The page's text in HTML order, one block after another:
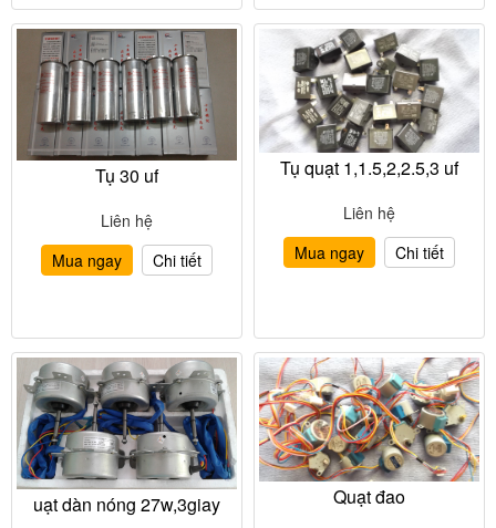
Tụ 30 uf
Liên hệ
Mua ngay
Chi tiết
Tụ quạt 1,1.5,2,2.5,3 uf
Liên hệ
Mua ngay
Chi tiết
uạt dàn nóng 27w,3giay Quạt đao